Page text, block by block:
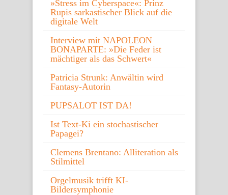
»Stress im Cyberspace«: Prinz
Rupis sarkastischer Blick auf die
digitale Welt
Interview mit NAPOLEON
BONAPARTE: »Die Feder ist
mächtiger als das Schwert«
Patricia Strunk: Anwältin wird
Fantasy-Autorin
PUPSALOT IST DA!
Ist Text-Ki ein stochastischer
Papagei?
Clemens Brentano: Alliteration als
Stilmittel
Orgelmusik trifft KI-
Bildersymphonie